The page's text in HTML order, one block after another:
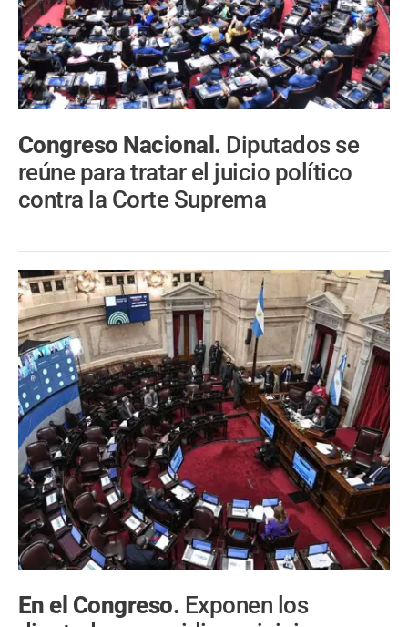
Congreso Nacional. Diputados se
reúne para tratar el juicio político
contra la Corte Suprema
En el Congreso. Exponen los